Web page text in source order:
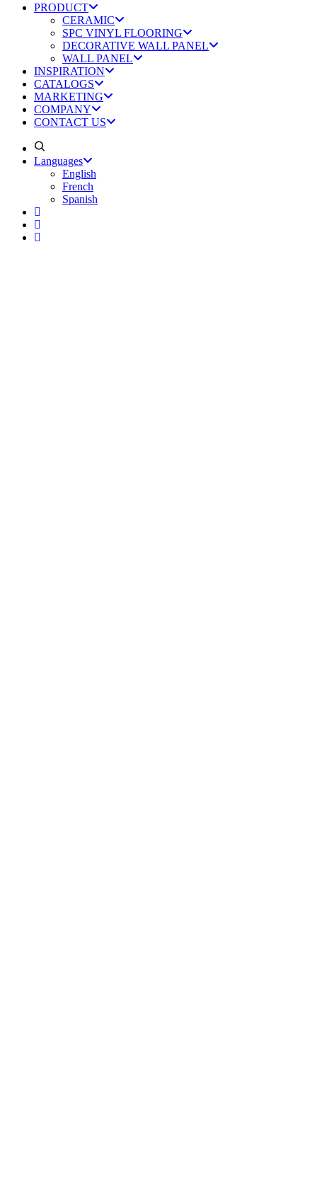
PRODUCT
CERAMIC
SPC VINYL FLOORING
DECORATIVE WALL PANEL
WALL PANEL
INSPIRATION
CATALOGS
MARKETING
COMPANY
CONTACT US
Languages
English
French
Spanish